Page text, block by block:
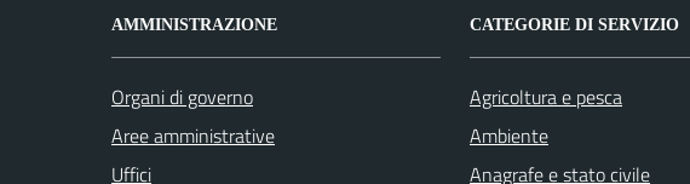
AMMINISTRAZIONE
Organi di governo
Aree amministrative
Uffici
CATEGORIE DI SERVIZIO
Agricoltura e pesca
Ambiente
Anagrafe e stato civile